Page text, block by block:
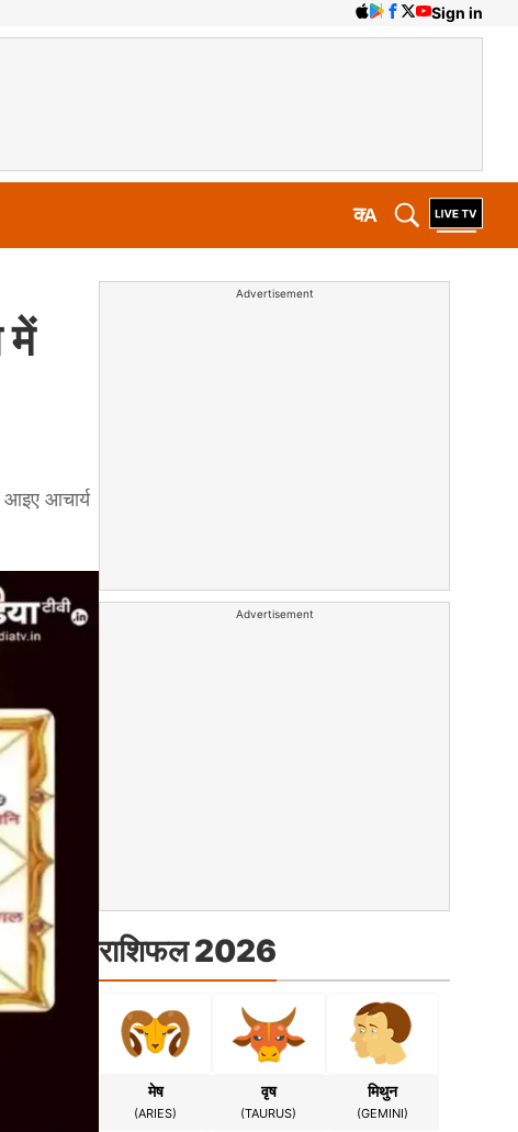
Sign in
A
क
में
आचार्य
Advertisement
Advertisement
राशिफल 2026
मेष
(ARIES)
वृष
(TAURUS)
मिथुन
(GEMINI)